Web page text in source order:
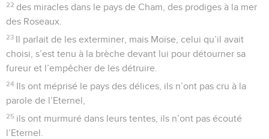
22 des miracles dans le pays de Cham, des prodiges à la mer
des Roseaux.
23 Il parlait de les exterminer, mais Moïse, celui qu’il avait
choisi, s’est tenu à la brèche devant lui pour détourner sa
fureur et l’empêcher de les détruire.
24 Ils ont méprisé le pays des délices, ils n’ont pas cru à la
parole de l’Eternel,
25 ils ont murmuré dans leurs tentes, ils n’ont pas écouté
l’Eternel.